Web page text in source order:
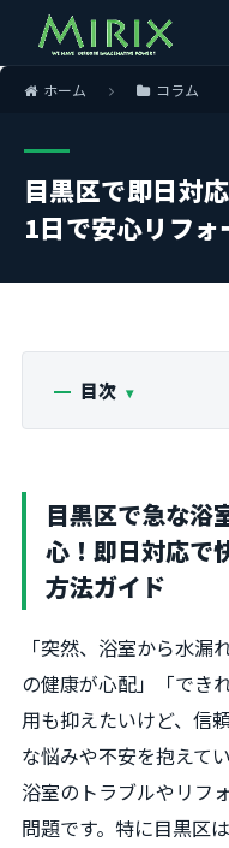
ホーム コラム
目黒区で即日対
1日で安心リフォ
目次
目黒区で急な浴
心！即日対応で
方法ガイド
「突然、浴室から水
の健康が心配」「でき
用も抑えたいけど、
な悩みや不安を抱えて
浴室のトラブルやリフ
問題です。特に目黒区